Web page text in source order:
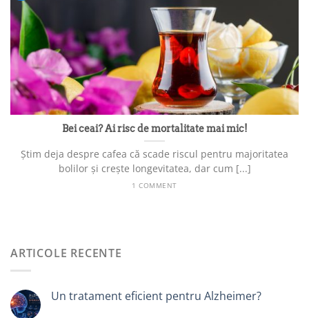
Bei ceai? Ai risc de mortalitate mai mic!
Știm deja despre cafea că scade riscul pentru majoritatea
bolilor și crește longevitatea, dar cum [...]
1 COMMENT
ARTICOLE RECENTE
Un tratament eficient pentru Alzheimer?